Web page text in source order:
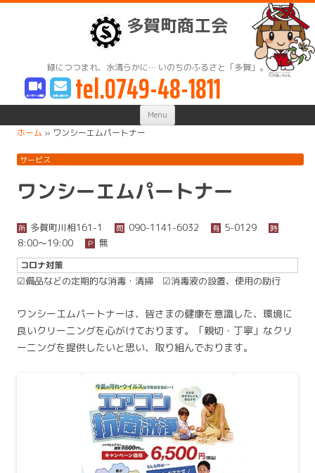
多賀町商工会
緑につつまれ、水清らかに… いのちのふるさと「多賀」。
tel.0749-48-1811
Menu Skip
content
ホーム » ワンシーエムパートナー
サービス
ワンシーエムパートナー
所 多賀町川相161-1 問 090-1141-6032 有 5-0129 時
8:00〜19:00 Ｐ 無
コロナ対策
☑備品などの定期的な消毒・清掃 ☑消毒液の設置、使用の励行
ワンシーエムパートナーは、皆さまの健康を意識した、環境に
良いクリーニングを心がけております。「親切・丁寧」なクリ
ーニングを提供したいと思い、取り組んでおります。